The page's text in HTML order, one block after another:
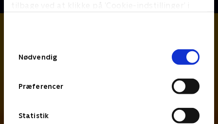
tilbage ved at klikke på ’Cookie-indstillinger’ i
Nødvendig
Præferencer
Statistik